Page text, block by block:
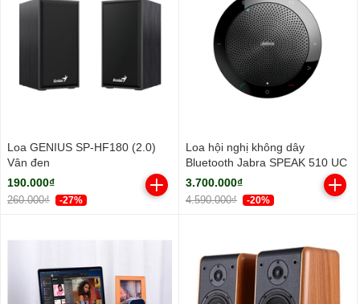
Loa GENIUS SP-HF180 (2.0)
Vân đen
190.000₫
260.000₫ -27%
Loa hội nghị không dây
Bluetooth Jabra SPEAK 510 UC
3.700.000₫
4.590.000₫ -20%